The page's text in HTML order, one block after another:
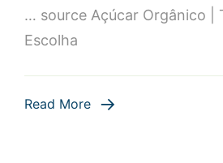
… source Açúcar Orgânico |
Escolha
Read More